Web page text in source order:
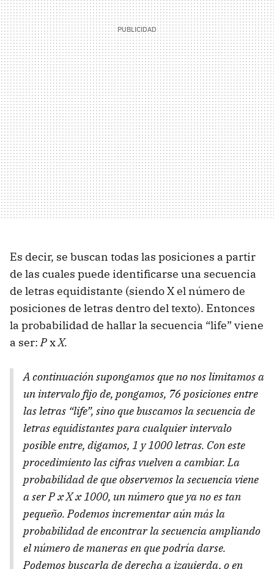
Es decir, se buscan todas las posiciones a partir
de las cuales puede identificarse una secuencia
de letras equidistante (siendo X el número de
posiciones de letras dentro del texto). Entonces
la probabilidad de hallar la secuencia “life” viene
a ser:PxX.
A continuación supongamos que no nos limitamos a
un intervalo fijo de, pongamos, 76 posiciones entre
las letras “life”, sino que buscamos la secuencia de
letras equidistantes para cualquier intervalo
posible entre, digamos, 1 y 1000 letras. Con este
procedimiento las cifras vuelven a cambiar. La
probabilidad de que observemos la secuencia viene
a ser P x X x 1000, un número que ya no es tan
pequeño. Podemos incrementar aún más la
probabilidad de encontrar la secuencia ampliando
el número de maneras en que podría darse.
Podemos buscarla de derecha a izquierda, o en